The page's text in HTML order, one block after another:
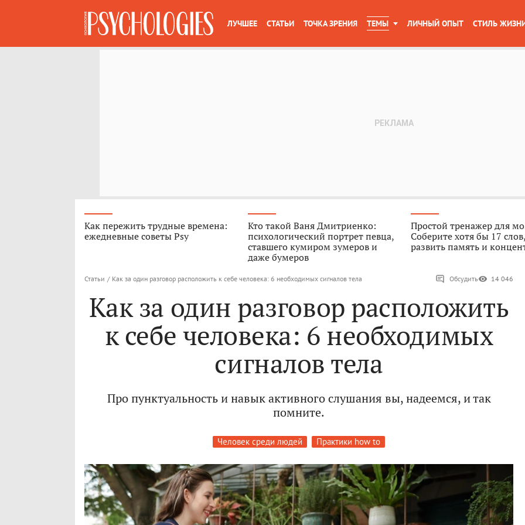
ЛУЧШЕЕ СТАТЬИ ТОЧКА ЗРЕНИЯ ТЕМЫ ЛИЧНЫЙ ОПЫТ СТИЛЬ
Как пережить трудные времена:
ежедневные советы Psy
Кто такой Ваня Дмитриенко:
психологический портрет певца,
ставшего кумиром зумеров и
даже бумеров
Простой тренажер для
Соберите хотя бы 17
развить память и
Статьи / Как за один разговор расположить к себе человека: 6 необходимых сигналов тела Обсудить 14 046
Как за один разговор расположить
к себе человека: 6 необходимых
сигналов тела
Про пунктуальность и навык активного слушания вы, надеемся, и так
помните.
Человек среди людей Практики how to